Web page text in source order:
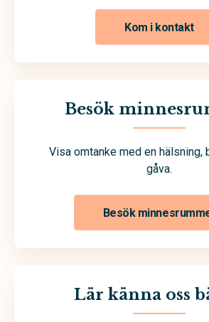
Kom i kontakt
Besök
Visa omtanke med en hälsning,
gåva.
Besök
Lär känna oss